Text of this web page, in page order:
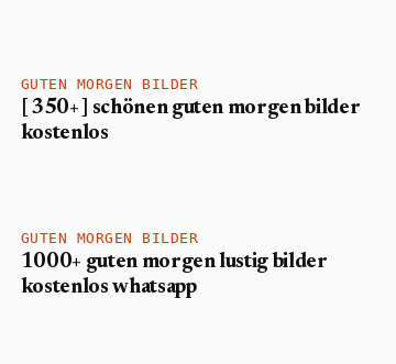
GUTEN MORGEN BILDER
[ 350+ ] schönen guten morgen bilder
kostenlos
GUTEN MORGEN BILDER
1000+ guten morgen lustig bilder
kostenlos whatsapp